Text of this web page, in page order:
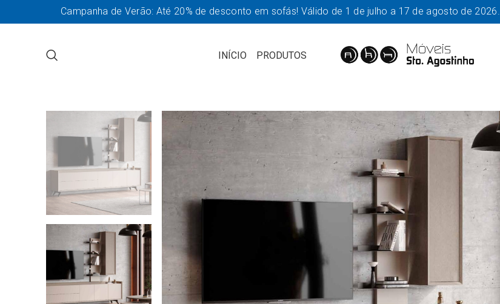
INÍCIO PRODUTOS
Campanha de Verão: Até 20% de desconto em sofás! Válido de 1 de julho a 17 de agosto de 2026.